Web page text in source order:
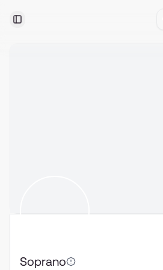
Toggle Sidebar
Soprano